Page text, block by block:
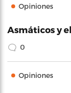
Opiniones
Asmáticos y
0
Opiniones